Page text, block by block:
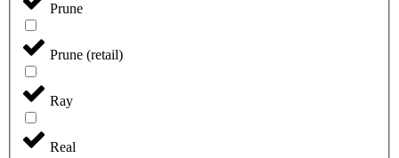
Prune
Prune (retail)
Ray
Real